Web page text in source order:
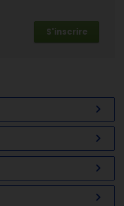
S'inscrire
chevron_right
chevron_right
chevron_right
chevron_right